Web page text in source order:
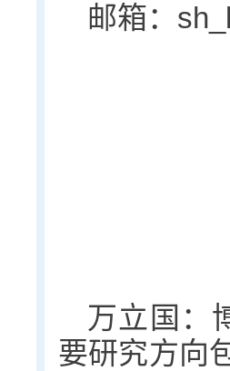
邮箱：
万立国：
要研究方向